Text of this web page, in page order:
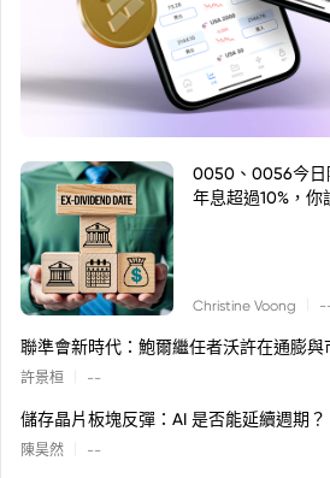
0050、0056今日
年息超過10%，你
Christine Voong
聯準會新時代：鮑爾繼任者沃許在通膨
許景桓 --
儲存晶片板塊反彈：AI 是否能延續週期？
陳昊然 --